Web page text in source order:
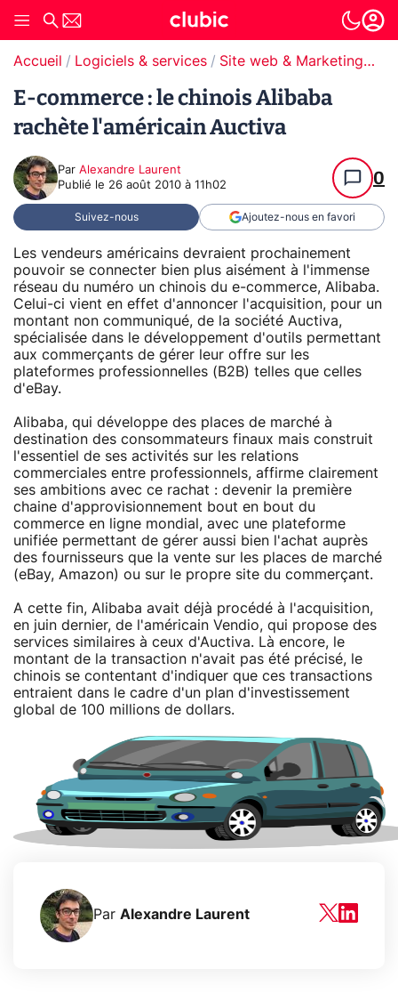
Accueil Logiciels & services Site web & Marketing Digital
E-commerce : le chinois Alibaba
rachète l'américain Auctiva
Par Alexandre Laurent
Publié le 26 août 2010 à 11h02 0
Suivez-nous Ajoutez-nous en favori
Les vendeurs américains devraient prochainement
pouvoir se connecter bien plus aisément à l'immense
réseau du numéro un chinois du e-commerce, Alibaba.
Celui-ci vient en effet d'annoncer l'acquisition, pour un
montant non communiqué, de la société Auctiva,
spécialisée dans le développement d'outils permettant
aux commerçants de gérer leur offre sur les
plateformes professionnelles (B2B) telles que celles
d'eBay.
Alibaba, qui développe des places de marché à
destination des consommateurs finaux mais construit
l'essentiel de ses activités sur les relations
commerciales entre professionnels, affirme clairement
ses ambitions avec ce rachat : devenir la première
chaine d'approvisionnement bout en bout du
commerce en ligne mondial, avec une plateforme
unifiée permettant de gérer aussi bien l'achat auprès
des fournisseurs que la vente sur les places de marché
(eBay, Amazon) ou sur le propre site du commerçant.
A cette fin, Alibaba avait déjà procédé à l'acquisition,
en juin dernier, de l'américain Vendio, qui propose des
services similaires à ceux d'Auctiva. Là encore, le
montant de la transaction n'avait pas été précisé, le
chinois se contentant d'indiquer que ces transactions
entraient dans le cadre d'un plan d'investissement
global de 100 millions de dollars.
Par Alexandre Laurent